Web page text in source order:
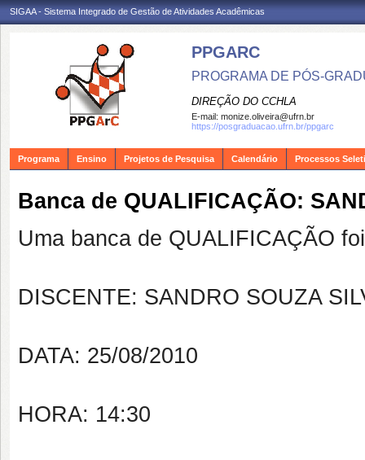
SIGAA - Sistema Integrado de Gestão de Atividades Acadêmicas
PPGARC
PROGRAMA DE PÓS-
DIREÇÃO DO CCHLA
E-mail: monize.oliveira@ufrn.br
https://posgraduacao.ufrn.br/ppgarc
Programa Ensino Projetos de Pesquisa Calendário Processos
Banca de QUALIFICAÇÃO:
Uma banca de QUALIFICAÇÃO
DISCENTE: SANDRO SOUZA
DATA: 25/08/2010
HORA: 14:30